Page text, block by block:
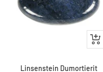
IN
DEN
Linsenstein Dumortierit